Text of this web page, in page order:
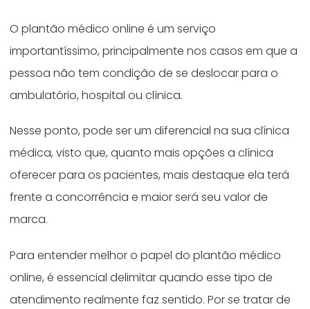
O plantão médico online é um serviço
importantíssimo, principalmente nos casos em que a
pessoa não tem condição de se deslocar para o
ambulatório, hospital ou clínica.
Nesse ponto, pode ser um diferencial na sua clínica
médica, visto que, quanto mais opções a clínica
oferecer para os pacientes, mais destaque ela terá
frente a concorrência e maior será seu valor de
marca.
Para entender melhor o papel do plantão médico
online, é essencial delimitar quando esse tipo de
atendimento realmente faz sentido. Por se tratar de